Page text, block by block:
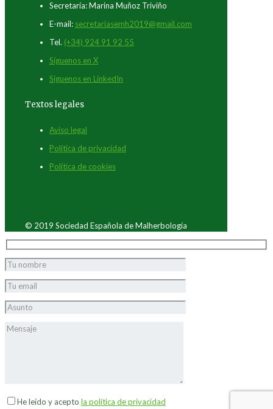
Secretaría: Marina Muñoz Triviño
E-mail: secretariasemh2019@gmail.com
Tel. (+34) 924 91 92 55
Síguenos en X
Síguenos en LinkedIn
Textos legales
Aviso legal
Política de privacidad
Política de cookies
© 2019 Sociedad Española de Malherbología
He leído y acepto la política de privacidad